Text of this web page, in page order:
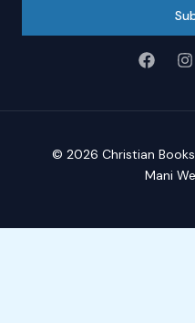
© 2026 Christian
Mani